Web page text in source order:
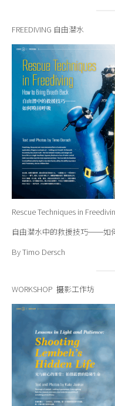
FREEDIVING 自由潜水
Rescue Techniques in
自由潜水中的救援技巧──如
By Timo Dersch
WORKSHOP 摄影工作坊